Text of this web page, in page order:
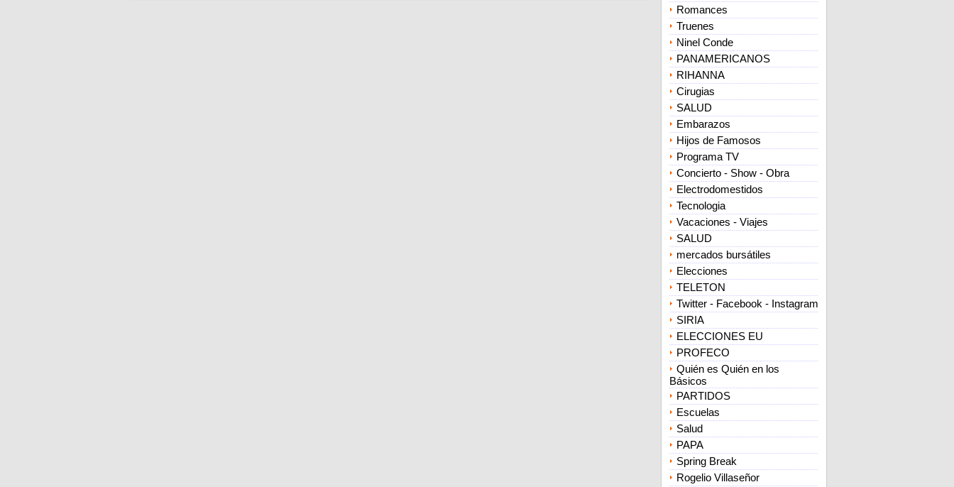
Romances
Truenes
Ninel Conde
PANAMERICANOS
RIHANNA
Cirugias
SALUD
Embarazos
Hijos de Famosos
Programa TV
Concierto - Show - Obra
Electrodomestidos
Tecnologia
Vacaciones - Viajes
SALUD
mercados bursátiles
Elecciones
TELETON
Twitter - Facebook - Instagram
SIRIA
ELECCIONES EU
PROFECO
Quién es Quién en los
Básicos
PARTIDOS
Escuelas
Salud
PAPA
Spring Break
Rogelio Villaseñor